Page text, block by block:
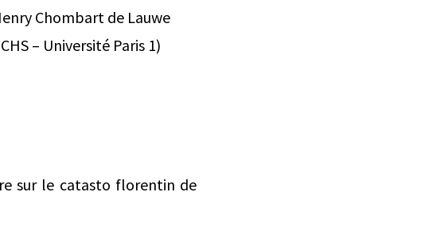
Chombart de Lauwe
– Université Paris 1)
sur le catasto florentin de